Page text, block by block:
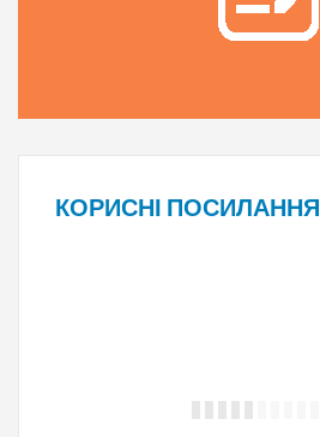
КОРИСНІ ПОСИЛАННЯ